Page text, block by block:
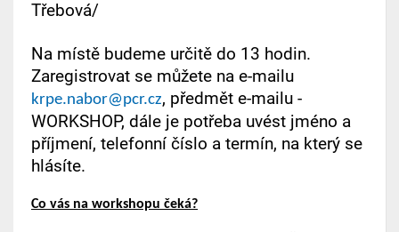
Třebová/
Na místě budeme určitě do 13 hodin.
Zaregistrovat se můžete na e-mailu
krpe.nabor@pcr.cz, předmět e-mailu -
WORKSHOP, dále je potřeba uvést jméno a
příjmení, telefonní číslo a termín, na který se
hlásíte.
Co vás na workshopu čeká?